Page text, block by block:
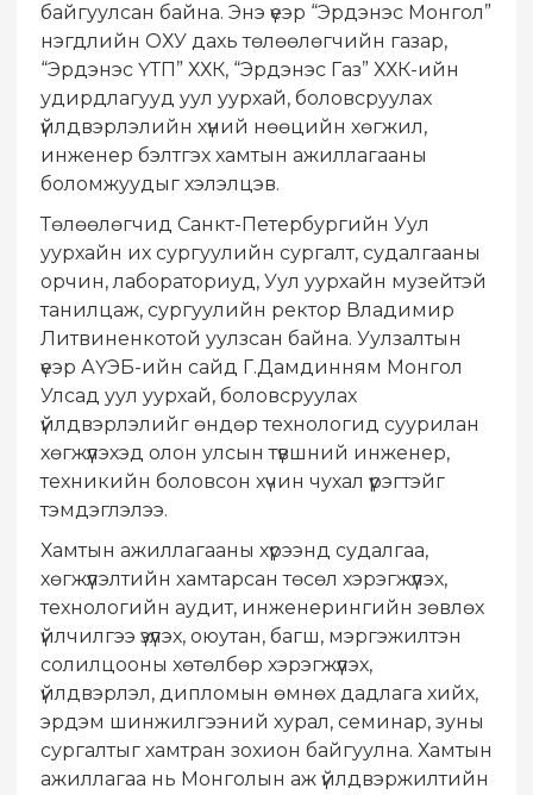
байгуулсан байна. Энэ үеэр “Эрдэнэс Монгол”
нэгдлийн ОХУ дахь төлөөлөгчийн газар,
“Эрдэнэс ҮТП” ХХК, “Эрдэнэс Газ” ХХК-ийн
удирдлагууд уул уурхай, боловсруулах
үйлдвэрлэлийн хүний нөөцийн хөгжил,
инженер бэлтгэх хамтын ажиллагааны
боломжуудыг хэлэлцэв.
Төлөөлөгчид Санкт-Петербургийн Уул
уурхайн их сургуулийн сургалт, судалгааны
орчин, лабораториуд, Уул уурхайн музейтэй
танилцаж, сургуулийн ректор Владимир
Литвиненкотой уулзсан байна. Уулзалтын
үеэр АҮЭБ-ийн сайд Г.Дамдинням Монгол
Улсад уул уурхай, боловсруулах
үйлдвэрлэлийг өндөр технологид суурилан
хөгжүүлэхэд олон улсын түвшний инженер,
техникийн боловсон хүчин чухал үүрэгтэйг
тэмдэглэлээ.
Хамтын ажиллагааны хүрээнд судалгаа,
хөгжүүлэлтийн хамтарсан төсөл хэрэгжүүлэх,
технологийн аудит, инженерингийн зөвлөх
үйлчилгээ үзүүлэх, оюутан, багш, мэргэжилтэн
солилцооны хөтөлбөр хэрэгжүүлэх,
үйлдвэрлэл, дипломын өмнөх дадлага хийх,
эрдэм шинжилгээний хурал, семинар, зуны
сургалтыг хамтран зохион байгуулна. Хамтын
ажиллагаа нь Монголын аж үйлдвэржилтийн